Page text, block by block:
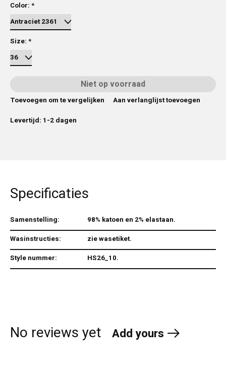
Color: *
Size: *
Niet op voorraad
Toevoegen om te vergelijken
Aan verlanglijst toevoegen
Levertijd: 1-2 dagen
Specificaties
Samenstelling:
98% katoen en 2% elastaan.
Wasinstructies:
zie wasetiket.
Style nummer:
HS26_10.
No reviews yet Add yours